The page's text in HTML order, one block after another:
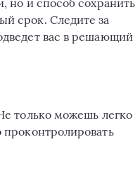
срок. Следите за
вас в решающий
только можешь легко
проконтролировать